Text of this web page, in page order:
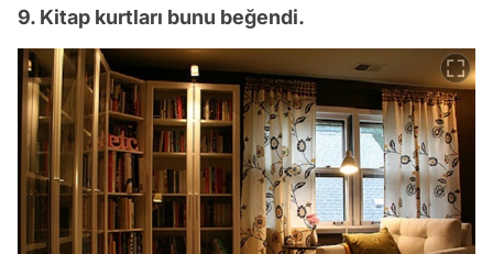
9. Kitap kurtları bunu beğendi.